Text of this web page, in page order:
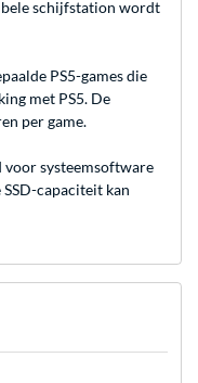
schijfstation wordt
PS5-games die
met PS5. De
per game.
voor systeemsoftware
capaciteit kan